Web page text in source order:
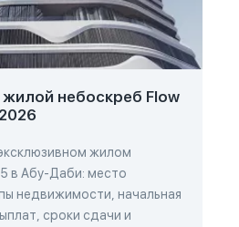
небоскреб Flow
жилом
в Абу-Даби: место
недвижимости, начальная
сроки сдачи и